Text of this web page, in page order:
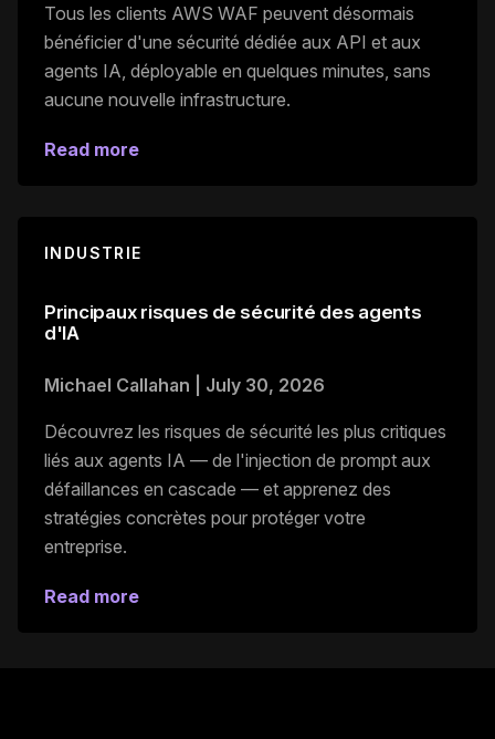
Tous les clients AWS WAF peuvent désormais
bénéficier d'une sécurité dédiée aux API et aux
agents IA, déployable en quelques minutes, sans
aucune nouvelle infrastructure.
Read more
INDUSTRIE
Principaux risques de sécurité des agents
d'IA
Michael Callahan July 30, 2026
Découvrez les risques de sécurité les plus critiques
liés aux agents IA — de l'injection de prompt aux
défaillances en cascade — et apprenez des
stratégies concrètes pour protéger votre
entreprise.
Read more